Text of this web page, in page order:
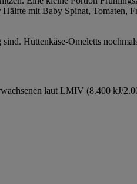
mit Baby Spinat, Tomaten,
Hüttenkäse-Omeletts
laut LMIV (8.400 kJ/